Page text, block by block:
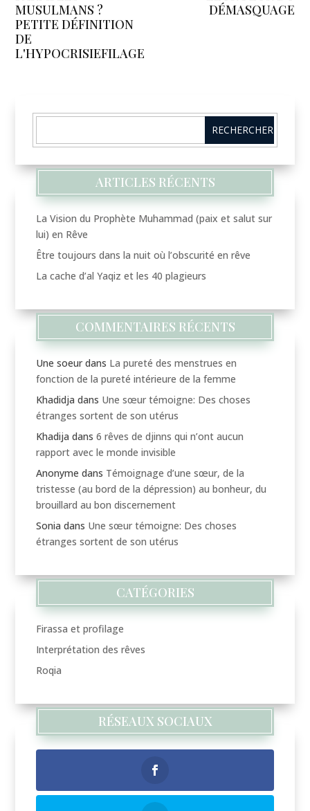
MUSULMANS ?
PETITE DÉFINITION
DE
L'HYPOCRISIEFILAGE
DÉMASQUAGE
ARTICLES RÉCENTS
La Vision du Prophète Muhammad (paix et salut sur
lui) en Rêve
Être toujours dans la nuit où l’obscurité en rêve
La cache d’al Yaqiz et les 40 plagieurs
COMMENTAIRES RÉCENTS
Une soeurdans La pureté des menstrues en
fonction de la pureté intérieure de la femme
Khadidja dans Une sœur témoigne: Des choses
étranges sortent de son utérus
Khadija dans6 rêves de djinns qui n’ont aucun
rapport avec le monde invisible
Anonyme dans Témoignage d’une sœur, de la
tristesse (au bord de la dépression) au bonheur, du
brouillard au bon discernement
Sonia dans Une sœur témoigne: Des choses
étranges sortent de son utérus
CATÉGORIES
Firassa et profilage
Interprétation des rêves
Roqia
RÉSEAUX SOCIAUX